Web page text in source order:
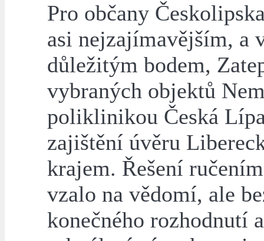
Pro občany
asi nejzajímavějším, a
důležitým bodem,
vybraných objektů
poliklinikou Česká
zajištění úvěru
krajem. Řešení
vzalo na vědomí, ale
konečného rozhodnutí a